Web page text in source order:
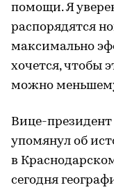
помощи. Я
распорядятся
максимально
хочется, чтобы
можно
Вице-
упомянул об
в
сегодня